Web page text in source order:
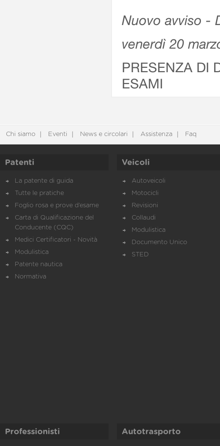
Nuovo avviso -
venerdì 20
PRESENZA DI
ESAMI
Chi siamo Eventi News e circolari Assistenza Faq
Patenti
La patente di guida
Tutte le pratiche
Foglio rosa e prove d’esame
Carta di Qualificazione del
Conducente (CQC)
Medici Certificatori - Novità
Modulistica
Patente nautica
Normativa
Veicoli
Autoveicoli
Motocicli
Revisioni
Collaudi
Modulistica
Documento Unico
STED
Professionisti Autotrasporto